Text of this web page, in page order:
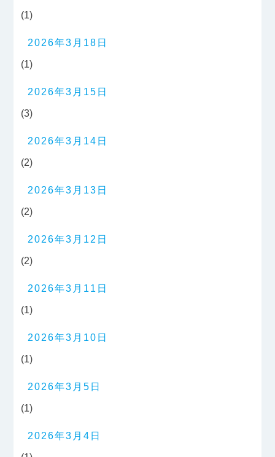
(1)
2026年3月18日
(1)
2026年3月15日
(3)
2026年3月14日
(2)
2026年3月13日
(2)
2026年3月12日
(2)
2026年3月11日
(1)
2026年3月10日
(1)
2026年3月5日
(1)
2026年3月4日